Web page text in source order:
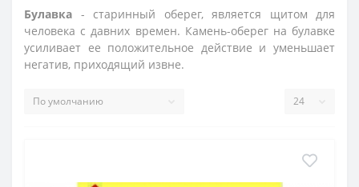
Булавка - старинный оберег, является щитом для
человека с давних времен. Камень-оберег на булавке
усиливает ее положительное действие и уменьшает
негатив, приходящий извне.